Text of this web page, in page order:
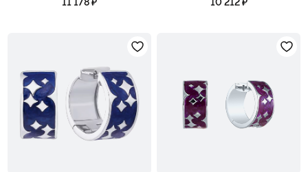
11 178 ₽ 10 212 ₽